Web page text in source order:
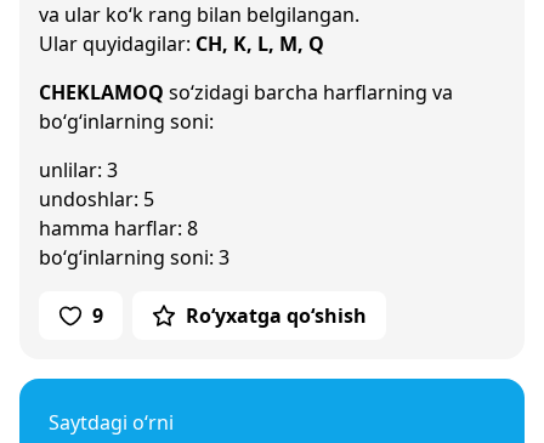
va ular ko‘k rang bilan belgilangan.
Ular quyidagilar: CH, K, L, M, Q
CHEKLAMOQ so‘zidagi barcha harflarning va
bo‘g‘inlarning soni:
unlilar: 3
undoshlar: 5
hamma harflar: 8
bo‘g‘inlarning soni: 3
9 Ro‘yxatga qo‘shish
Saytdagi o‘rni